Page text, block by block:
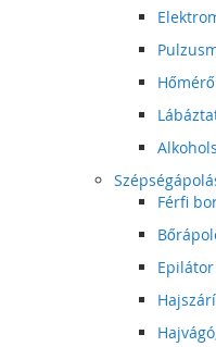
Hőmérő
Férfi
Epilátor